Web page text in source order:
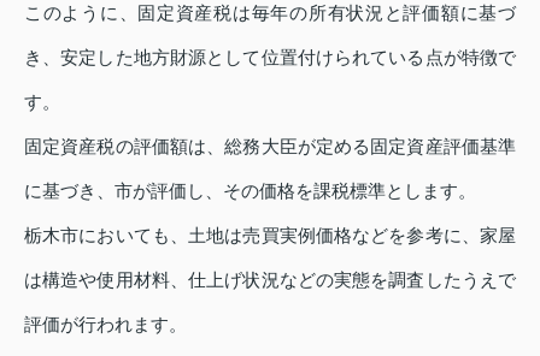
このように、固定資産税は毎年の所有状況と評価額に基づ
き、安定した地方財源として位置付けられている点が特徴で
す。
固定資産税の評価額は、総務大臣が定める固定資産評価基準
に基づき、市が評価し、その価格を課税標準とします。
栃木市においても、土地は売買実例価格などを参考に、家屋
は構造や使用材料、仕上げ状況などの実態を調査したうえで
評価が行われます。